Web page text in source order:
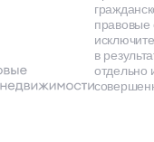
правовые
в
отдельно